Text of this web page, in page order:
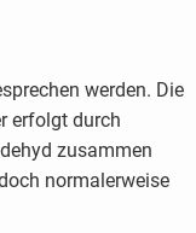
werden. Die
erfolgt durch
zusammen
normalerweise